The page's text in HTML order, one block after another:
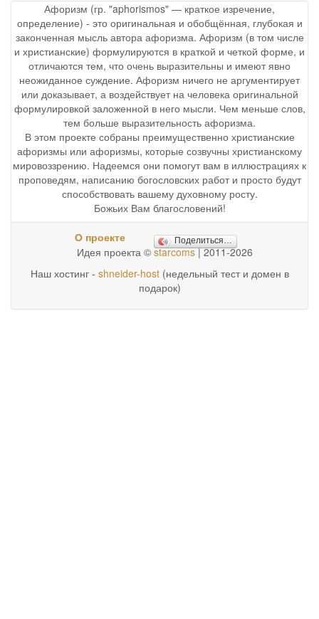
Афоризм (гр. "aphorismos" — краткое изречение,
определение) - это оригинальная и обобщённая, глубокая и
законченная мысль автора афоризма. Афоризм (в том числе
и христианские) формулируются в краткой и четкой форме, и
отличаются тем, что очень выразительны и имеют явно
неожиданное суждение. Афоризм ничего не аргументирует
или доказывает, а воздействует на человека оригинальной
формулировкой заложенной в него мысли. Чем меньше слов,
тем больше выразительность афоризма.
В этом проекте собраны преимущественно христианские
афоризмы или афоризмы, которые созвучны христианскому
мировоззрению. Надеемся они помогут вам в иллюстрациях к
проповедям, написанию богословских работ и просто будут
способствовать вашему духовному росту.
Божьих Вам благословений!
О проекте Поделиться…
Идея проекта © starcoms| 2011-2026
Наш хостинг - shneider-host(недельный тест и домен в
подарок)